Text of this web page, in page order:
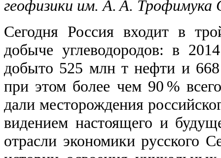
геофизики им. А. А.
Сегодня Россия входит в
добыче углеводородов: в
добыто 525 млн т нефти и 668
при этом более чем 90 %
дали месторождения
видением настоящего и
отрасли экономики русского